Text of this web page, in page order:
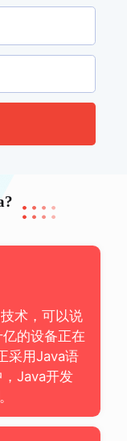
术，可以说
的设备正在
采用Java语
Java开发